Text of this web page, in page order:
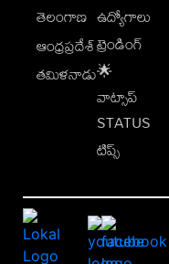
తెలంగాణ
ఆంధ్రప్రదేశ్
తమిళనాడు
ఉద్యోగాలు
ట్రెండింగ్
🌟
వాట్సాప్
STATUS
టిప్స్